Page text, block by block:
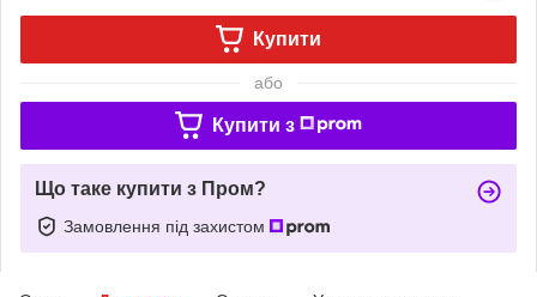
Купити
або
Купити з
Що таке купити з Пром?
Замовлення під захистом